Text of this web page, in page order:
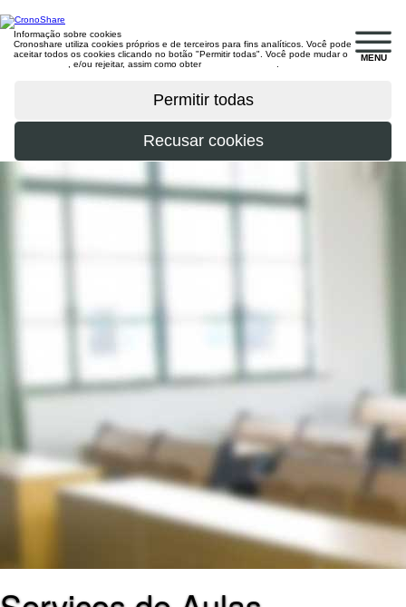
MENU
Informação sobre cookies
Cronoshare utiliza cookies próprios e de terceiros para fins analíticos. Você pode
aceitar todos os cookies clicando no botão "Permitir todas". Você pode mudar o
, e/ou rejeitar, assim como obter